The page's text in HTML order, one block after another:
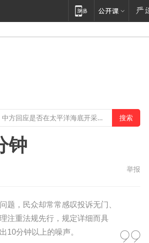
钟
举报
题，民众却常常感叹投诉无门、
注重法规先行，规定详细而具
10分钟以上的噪声。